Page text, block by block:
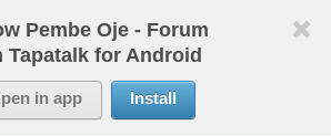
Pembe Oje - Forum
Tapatalk for Android
in app Install